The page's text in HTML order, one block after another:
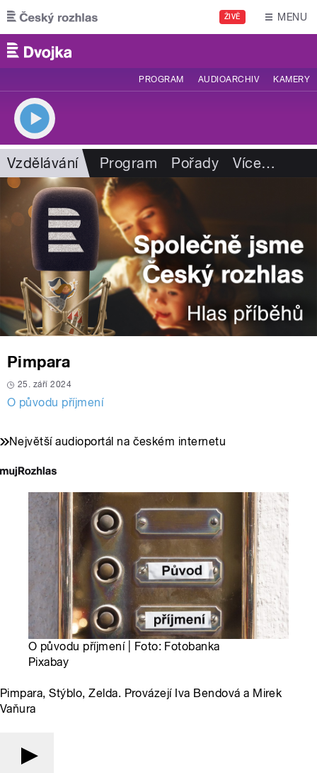
Přejít k hlavnímu obsahu
ŽIVĚ MENU
PROGRAM AUDIOARCHIV KAMERY
Vzdělávání Program Pořady Více…
Pimpara
25. září 2024
O původu příjmení
Největší audioportál na českém internetu
O původu příjmení | Foto: Fotobanka
Pixabay
Pimpara, Stýblo, Zelda. Provázejí Iva Bendová a Mirek
Vaňura